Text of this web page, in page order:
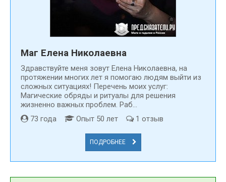
Маг Елена Николаевна
Здравствуйте меня зовут Елена Николаевна, на
протяжении многих лет я помогаю людям выйти из
сложных ситуациях! Перечень моих услуг:
Магические обряды и ритуалы для решения
жизненно важных проблем. Раб...
73 года
Опыт 50 лет 1 отзыв
ПОДРОБНЕЕ